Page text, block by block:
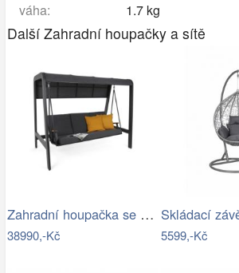
váha:
1.7 kg
Další Zahradní houpačky a sítě
Zahradní houpačka se stříškou GH434015
38990,-Kč 5599,-Kč